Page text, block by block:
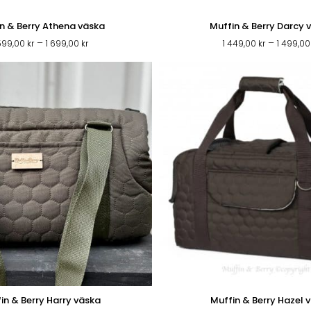
& Berry Athena väska
kr – 1 699,00 krPrisintervall:
699,00 kr
Muffin & Berry Darcy
1 449,00 kr – 1 499,00
& Berry Harry väska Muffin & Berry Hazel